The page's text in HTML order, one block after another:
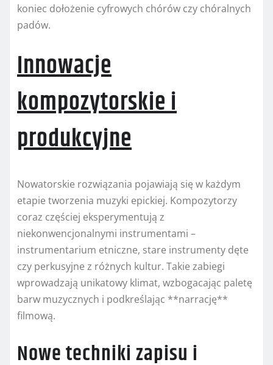
koniec dołożenie cyfrowych chórów czy chóralnych
padów.
Innowacje
kompozytorskie i
produkcyjne
Nowatorskie rozwiązania pojawiają się w każdym
etapie tworzenia muzyki epickiej. Kompozytorzy
coraz częściej eksperymentują z
niekonwencjonalnymi instrumentami –
instrumentarium etniczne, stare instrumenty dęte
czy perkusyjne z różnych kultur. Takie zabiegi
wprowadzają unikatowy klimat, wzbogacając paletę
barw muzycznych i podkreślając **narrację**
filmową.
Nowe techniki zapisu i